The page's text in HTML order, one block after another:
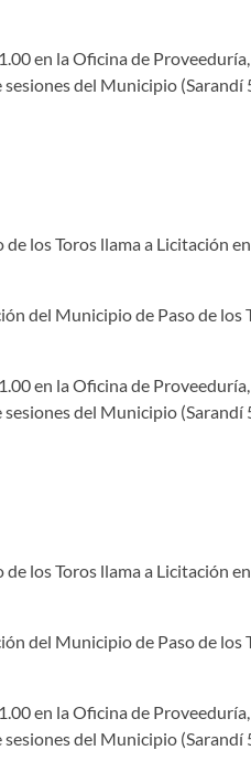
en la Oficina de Proveeduría,
del Municipio (Sarandí
los Toros llama a Licitación
del Municipio de Paso de los
en la Oficina de Proveeduría,
del Municipio (Sarandí
los Toros llama a Licitación
del Municipio de Paso de los
en la Oficina de Proveeduría,
del Municipio (Sarandí